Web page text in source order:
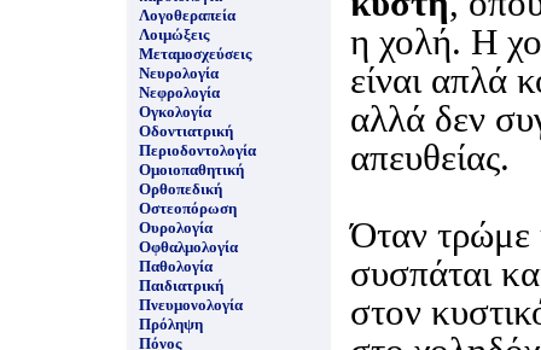
Λογοθεραπεία
Λοιμώξεις
Μεταμοσχεύσεις
Νευρολογία
Νεφρολογία
Ογκολογία
Οδοντιατρική
Περιοδοντολογία
Ομοιοπαθητική
Ορθοπεδική
Οστεοπόρωση
Ουρολογία
Οφθαλμολογία
Παθολογία
Παιδιατρική
Πνευμονολογία
Πρόληψη
Πόνος
η χολή. Η
είναι απλά
αλλά δεν
απευθείας.
Όταν τρώμε
συσπάται
στον